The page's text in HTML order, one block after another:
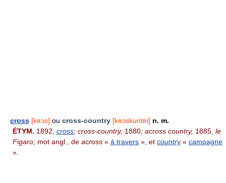
cross [kʀɔs] ou cross-country [kʀɔskuntʀi] n. m.
ÉTYM. 1892, cross; cross-country, 1880; across country, 1885, le
Figaro; mot angl., de across « à travers », et country« campagne
».